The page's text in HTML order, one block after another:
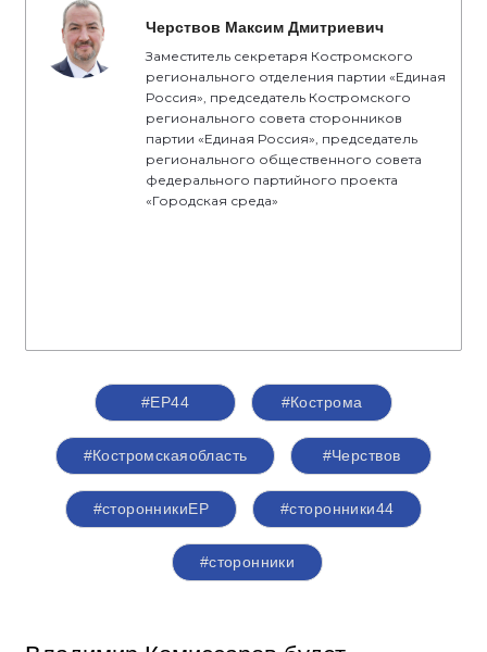
Черствов Максим Дмитриевич
Заместитель секретаря Костромского
регионального отделения партии «Единая
Россия», председатель Костромского
регионального совета сторонников
партии «Единая Россия», председатель
регионального общественного совета
федерального партийного проекта
«Городская среда»
#ЕР44 #Кострома
#Костромскаяобласть #Черствов
#сторонникиЕР #сторонники44
#сторонники